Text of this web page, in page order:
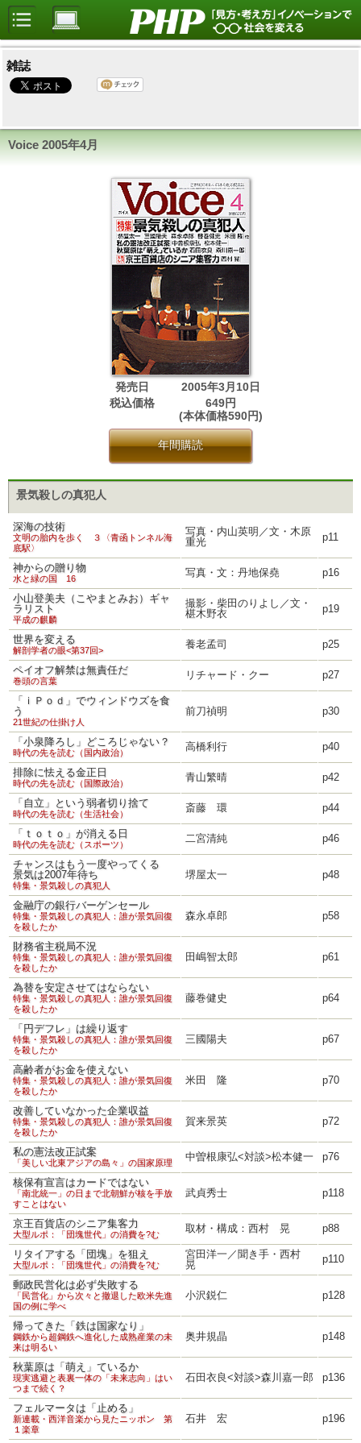
雑誌
Voice 2005年4月
発売日
2005年3月10日
税込価格
649円
(本体価格590円)
年間購読
景気殺しの真犯人
深海の技術
文明の胎内を歩く ３〈青函トンネル海
底駅〉
写真・内山英明／文・木原
重光
p11
神からの贈り物
水と緑の国 16 写真・文：丹地保堯 p16
小山登美夫（こやまとみお）ギャ
ラリスト
平成の麒麟
撮影・柴田のりよし／文・
椹木野衣
p19
世界を変える
解剖学者の眼<第37回> 養老孟司 p25
ペイオフ解禁は無責任だ
巻頭の言葉 リチャード・クー p27
「ｉＰｏｄ」でウィンドウズを食
う
21世紀の仕掛け人
前刀禎明 p30
「小泉降ろし」どころじゃない？
時代の先を読む（国内政治） 高橋利行 p40
排除に怯える金正日
時代の先を読む（国際政治） 青山繁晴 p42
「自立」という弱者切り捨て
時代の先を読む（生活社会） 斎藤 環 p44
「ｔｏｔｏ」が消える日
時代の先を読む（スポーツ） 二宮清純 p46
チャンスはもう一度やってくる
景気は2007年待ち
特集・景気殺しの真犯人
堺屋太一 p48
金融庁の銀行バーゲンセール
特集・景気殺しの真犯人：誰が景気回復
を殺したか
森永卓郎 p58
財務省主税局不況
特集・景気殺しの真犯人：誰が景気回復
を殺したか
田嶋智太郎 p61
為替を安定させてはならない
特集・景気殺しの真犯人：誰が景気回復
を殺したか
藤巻健史 p64
「円デフレ」は繰り返す
特集・景気殺しの真犯人：誰が景気回復
を殺したか
三國陽夫 p67
高齢者がお金を使えない
特集・景気殺しの真犯人：誰が景気回復
を殺したか
米田 隆 p70
改善していなかった企業収益
特集・景気殺しの真犯人：誰が景気回復
を殺したか
賀来景英 p72
私の憲法改正試案
「美しい北東アジアの島々」の国家原理 中曽根康弘<対談>松本健一 p76
核保有宣言はカードではない
「南北統一」の日まで北朝鮮が核を手放
すことはない
武貞秀士 p118
京王百貨店のシニア集客力
大型ルポ：「団塊世代」の消費を?む 取材・構成：西村 晃 p88
リタイアする「団塊」を狙え
大型ルポ：「団塊世代」の消費を?む
宮田洋一／聞き手・西村
晃
p110
郵政民営化は必ず失敗する
「民営化」から次々と撤退した欧米先進
国の例に学べ
小沢鋭仁 p128
帰ってきた「鉄は国家なり」
鋼鉄から超鋼鉄へ進化した成熟産業の未
来は明るい
奥井規晶 p148
秋葉原は「萌え」ているか
現実逃避と表裏一体の「未来志向」はい
つまで続く？
石田衣良<対談>森川嘉一郎 p136
フェルマータは「止める」
新連載・西洋音楽から見たニッポン 第
１楽章
石井 宏 p196